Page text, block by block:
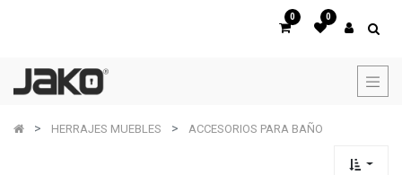
0 0
HERRAJES MUEBLES ACCESORIOS PARA BAÑO